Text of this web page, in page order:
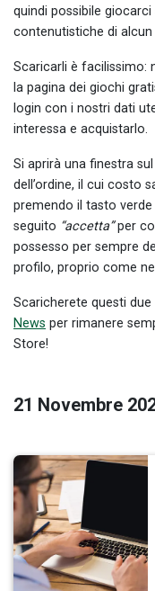
quindi possibile
contenutistiche di alcun
Scaricarli è facilissimo:
la pagina dei giochi
login con i nostri dati
interessa e acquistarlo.
Si aprirà una finestra
dell’ordine, il cui costo
premendo il tasto verde
seguito “accetta”per
possesso per sempre
profilo, proprio come
Scaricherete questi
News per rimanere
Store!
21 Novembre